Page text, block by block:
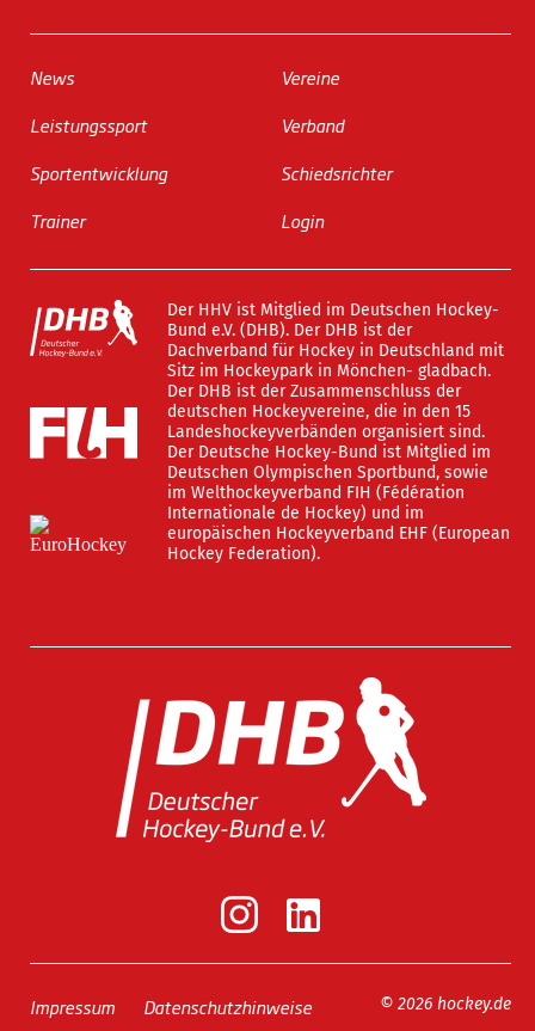
News
Leistungssport
Sportentwicklung
Trainer
Vereine
Verband
Schiedsrichter
Login
Der HHV ist Mitglied im Deutschen Hockey-
Bund e.V. (DHB). Der DHB ist der
Dachverband für Hockey in Deutschland mit
Sitz im Hockeypark in Mönchen- gladbach.
Der DHB ist der Zusammenschluss der
deutschen Hockeyvereine, die in den 15
Landeshockeyverbänden organisiert sind.
Der Deutsche Hockey-Bund ist Mitglied im
Deutschen Olympischen Sportbund, sowie
im Welthockeyverband FIH (Fédération
Internationale de Hockey) und im
europäischen Hockeyverband EHF (European
Hockey Federation).
Impressum Datenschutzhinweise © 2026 hockey.de